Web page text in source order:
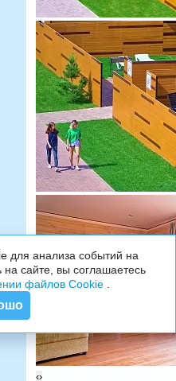
‹›
для анализа событий на
сайте, вы соглашаетесь
файлов Cookie.